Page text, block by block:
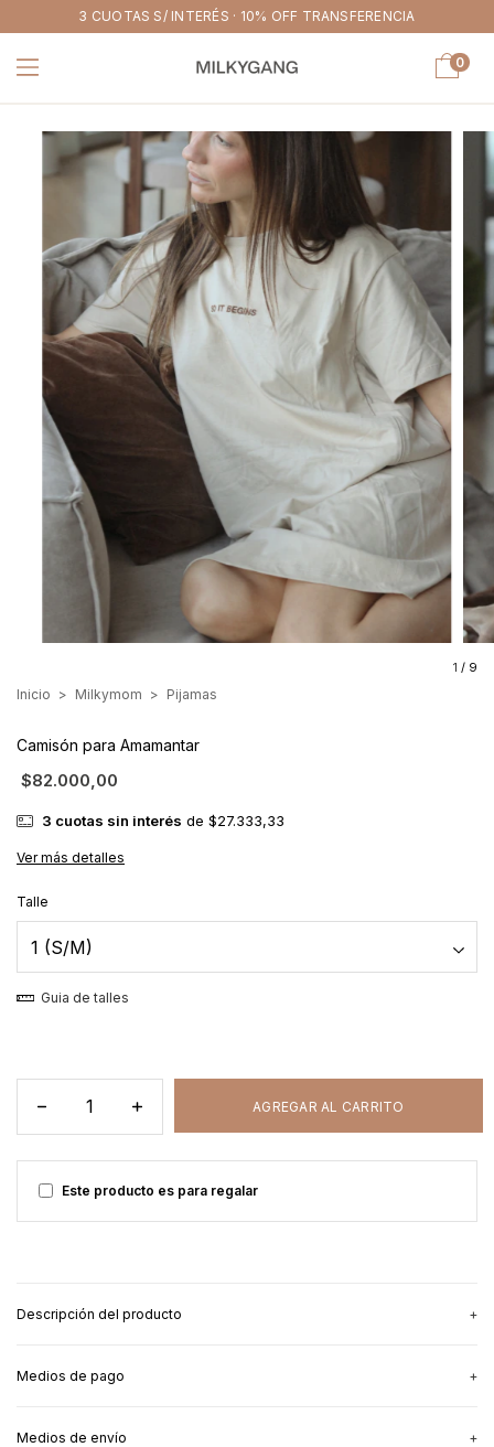
3 CUOTAS S/ INTERÉS · 10% OFF TRANSFERENCIA
0
1 / 9
Inicio > Milkymom > Pijamas
Camisón para Amamantar
$82.000,00
3 cuotas sin interés de $27.333,33
Ver más detalles
Talle
Guia de talles
Este producto es para regalar
Descripción del producto
El remerón/camisón que estabas esperando.
Ideal para llevar a la clínica y no sacártelo más.
Medios de pago
Medios de envío